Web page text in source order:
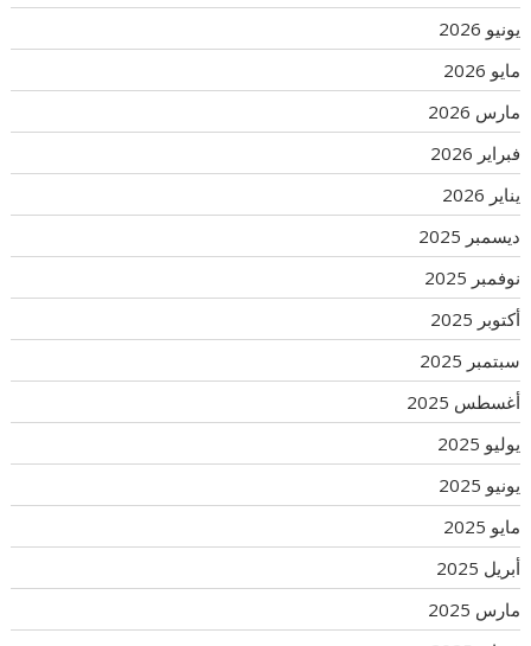
يونيو 2026
مايو 2026
مارس 2026
فبراير 2026
يناير 2026
ديسمبر 2025
نوفمبر 2025
أكتوبر 2025
سبتمبر 2025
أغسطس 2025
يوليو 2025
يونيو 2025
مايو 2025
أبريل 2025
مارس 2025